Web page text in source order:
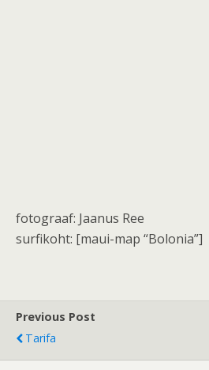
fotograaf: Jaanus Ree
surfikoht: [maui-map “Bolonia”]
Previous Post
Tarifa